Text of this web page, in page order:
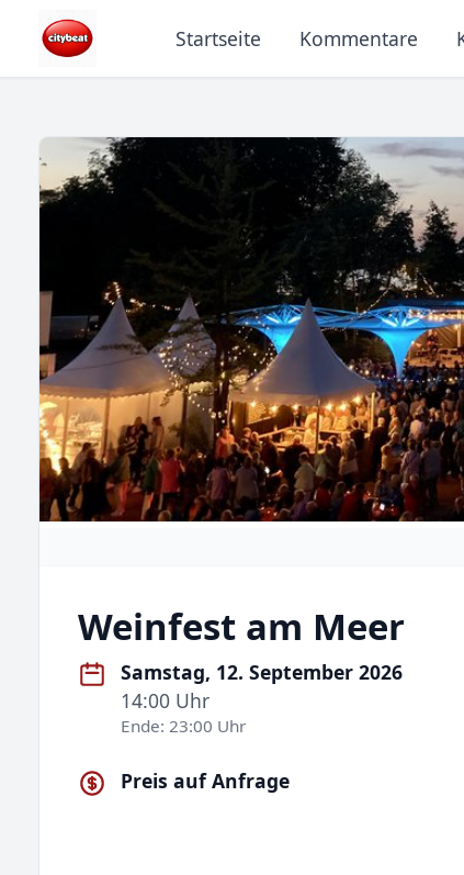
Startseite Kommentare
Weinfest am Meer
Samstag, 12. September 2026
14:00 Uhr
Ende: 23:00 Uhr
Preis auf Anfrage